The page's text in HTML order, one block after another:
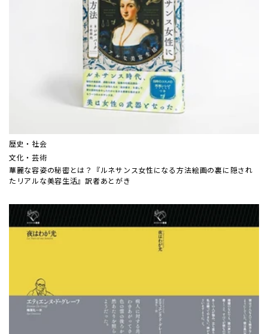
歴史・社会
文化・芸術
華麗な容姿の秘密とは？『ルネサンス女性になる方法――絵画の裏に隠され
たリアルな美容生活』訳者あとがき